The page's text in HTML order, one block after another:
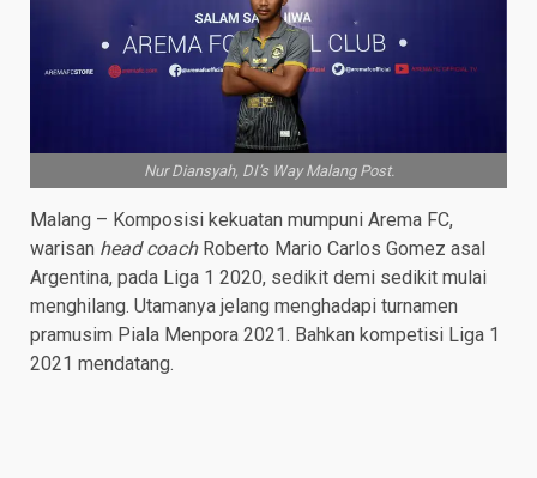
Nur Diansyah, DI’s Way Malang Post.
Malang – Komposisi kekuatan mumpuni Arema FC,
warisan head coachRoberto Mario Carlos Gomez asal
Argentina, pada Liga 1 2020, sedikit demi sedikit mulai
menghilang. Utamanya jelang menghadapi turnamen
pramusim Piala Menpora 2021. Bahkan kompetisi Liga 1
2021 mendatang.